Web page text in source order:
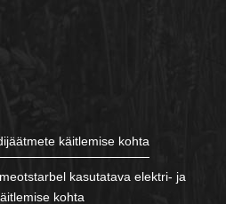
käitlemise kohta
kasutatava elektri- ja
kohta